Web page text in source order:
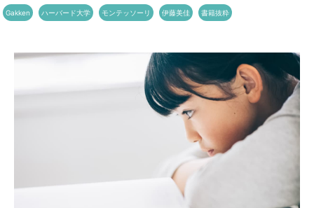
Gakken ハーバード大学 モンテッソーリ 伊藤美佳 書籍抜粋